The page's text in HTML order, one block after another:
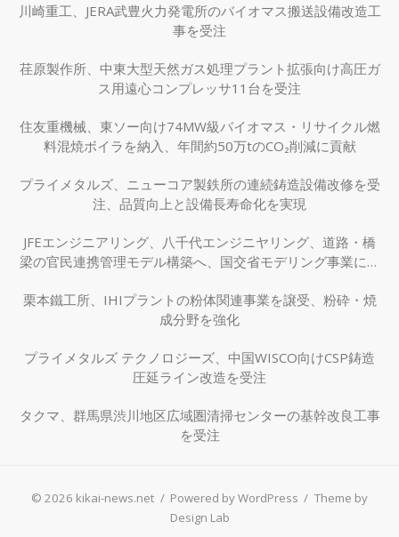
川崎重工、JERA武豊火力発電所のバイオマス搬送設備改造工
事を受注
荏原製作所、中東大型天然ガス処理プラント拡張向け高圧ガ
ス用遠心コンプレッサ11台を受注
住友重機械、東ソー向け74MW級バイオマス・リサイクル燃
料混焼ボイラを納入、年間約50万tのCO₂削減に貢献
プライメタルズ、ニューコア製鉄所の連続鋳造設備改修を受
注、品質向上と設備長寿命化を実現
JFEエンジニアリング、八千代エンジニヤリング、道路・橋
梁の官民連携管理モデル構築へ、国交省モデリング事業に採
栗本鐵工所、IHIプラントの粉体関連事業を譲受、粉砕・焼
成分野を強化
プライメタルズ テクノロジーズ、中国WISCO向けCSP鋳造
圧延ライン改造を受注
タクマ、群馬県渋川地区広域圏清掃センターの基幹改良工事
を受注
© 2026 kikai-news.net / Powered by WordPress / Theme by
Design Lab